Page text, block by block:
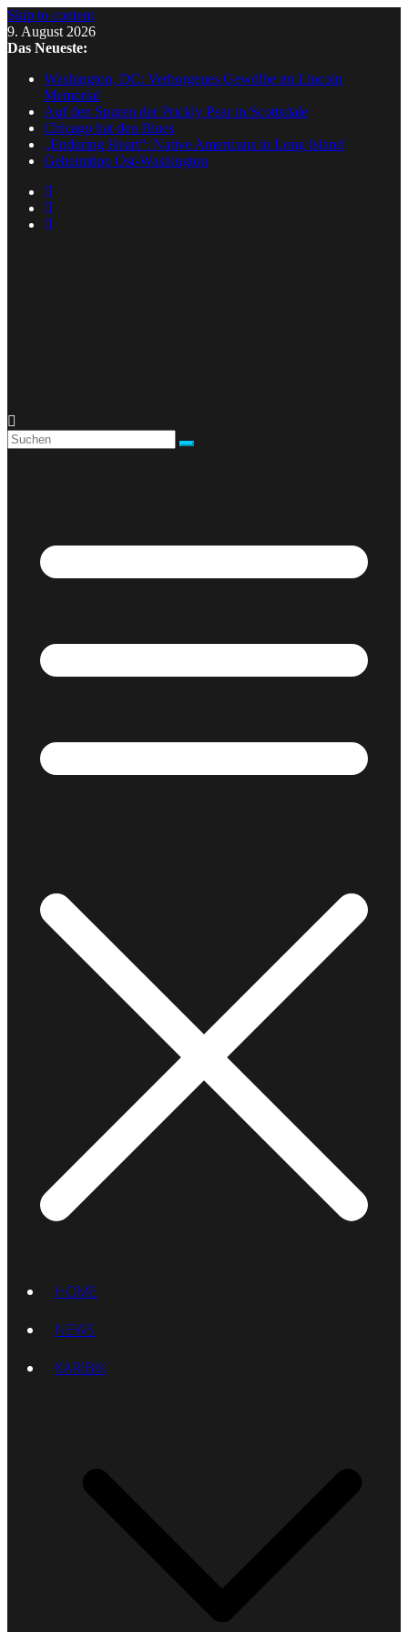
Skip to content
9. August 2026
Das Neueste:
Washington, DC: Verborgenes Gewölbe im Lincoln
Memorial
Auf den Spuren der Prickly Pear in Scottsdale
Chicago hat den Blues
„Enduring Heart“: Native Americans in Long Island
Geheimtipp Ost-Washington
HOME
NEWS
KARIBIK